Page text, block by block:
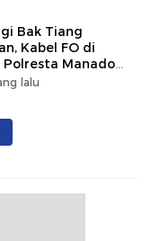
Bak Tiang
Kabel FO di
Polresta Manado
lalu